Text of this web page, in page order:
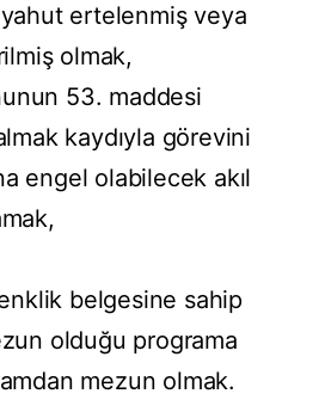
ertelenmiş veya
olmak,
53. maddesi
kaydıyla görevini
engel olabilecek akıl
belgesine sahip
olduğu programa
mezun olmak.